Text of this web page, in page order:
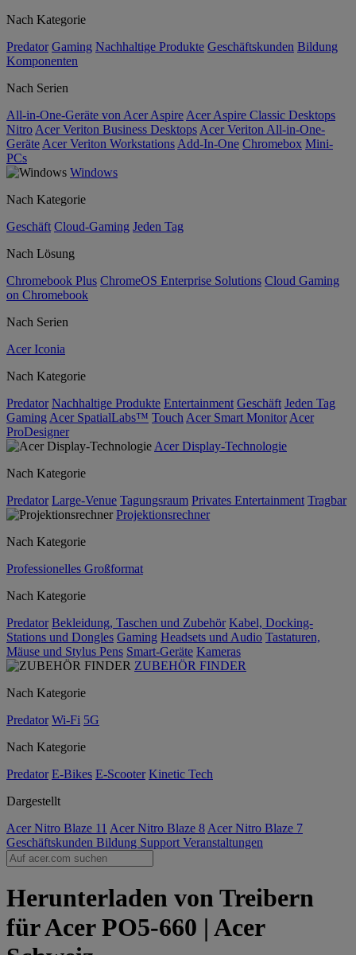
Nach Kategorie
Predator Gaming Nachhaltige Produkte Geschäftskunden Bildung
Komponenten
Nach Serien
All-in-One-Geräte von Acer Aspire Acer Aspire Classic Desktops
Nitro Acer Veriton Business Desktops Acer Veriton All-in-One-
Geräte Acer Veriton Workstations Add-In-One Chromebox Mini-
PCs
Windows
Nach Kategorie
Geschäft Cloud-Gaming Jeden Tag
Nach Lösung
Chromebook Plus ChromeOS Enterprise Solutions Cloud Gaming
on Chromebook
Nach Serien
Acer Iconia
Nach Kategorie
Predator Nachhaltige Produkte Entertainment Geschäft Jeden Tag
Gaming Acer SpatialLabs™ Touch Acer Smart Monitor Acer
ProDesigner
Acer Display-Technologie
Nach Kategorie
Predator Large-Venue Tagungsraum Privates Entertainment Tragbar
Projektionsrechner
Nach Kategorie
Professionelles Großformat
Nach Kategorie
Predator Bekleidung, Taschen und Zubehör Kabel, Docking-
Stations und Dongles Gaming Headsets und Audio Tastaturen,
Mäuse und Stylus Pens Smart-Geräte Kameras
ZUBEHÖR FINDER
Nach Kategorie
Predator Wi-Fi 5G
Nach Kategorie
Predator E-Bikes E-Scooter Kinetic Tech
Dargestellt
Acer Nitro Blaze 11 Acer Nitro Blaze 8 Acer Nitro Blaze 7
Geschäftskunden Bildung Support Veranstaltungen
Herunterladen von Treibern
für Acer PO5-660 | Acer